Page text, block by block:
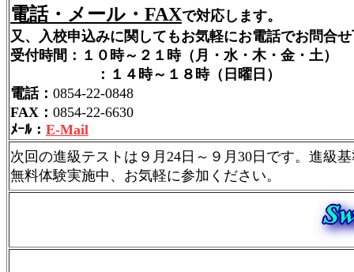
電話・メール・FAXで対応します。
又、入校申込みに関してもお気軽にお電話でお問合
受付時間：１０時～２１時（月・水・木・金・土）
：１４時～１８時（日曜日）
電話： 0854-22-0848
FAX： 0854-22-6630
ﾒｰﾙ： E-Mail
次回の進級テストは９月24日～９月30日です。進級
無料体験実施中、お気軽に参加ください。